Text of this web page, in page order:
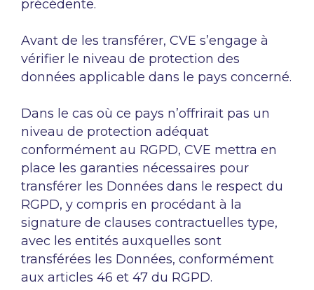
précédente.
Avant de les transférer, CVE s’engage à
vérifier le niveau de protection des
données applicable dans le pays concerné.
Dans le cas où ce pays n’offrirait pas un
niveau de protection adéquat
conformément au RGPD, CVE mettra en
place les garanties nécessaires pour
transférer les Données dans le respect du
RGPD, y compris en procédant à la
signature de clauses contractuelles type,
avec les entités auxquelles sont
transférées les Données, conformément
aux articles 46 et 47 du RGPD.